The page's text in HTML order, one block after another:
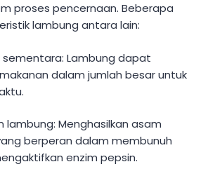
proses pencernaan. Beberapa
lambung antara lain:
sementara: Lambung dapat
dalam jumlah besar untuk
lambung: Menghasilkan asam
berperan dalam membunuh
enzim pepsin.